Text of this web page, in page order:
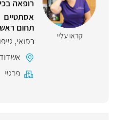
קראו עליי
אסתטיים
תחום
רפואי,
אשדוד
פרטי